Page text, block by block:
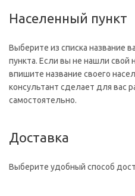
Населенный пункт
Выберите из списка название
пункта. Если вы не нашли свой
впишите название своего
консультант сделает для вас
самостоятельно.
Доставка
Выберите удобный способ